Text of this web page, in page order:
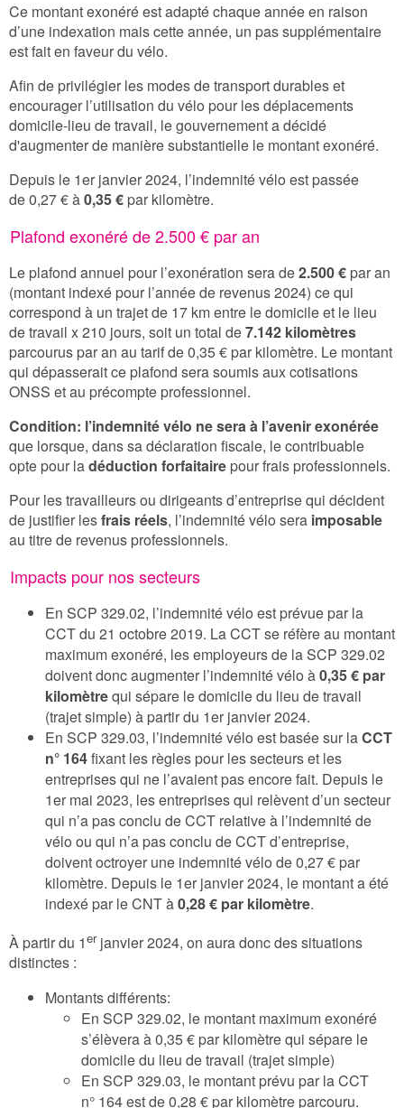
Ce montant exonéré est adapté chaque année en raison
d’une indexation mais cette année, un pas supplémentaire
est fait en faveur du vélo.
Afin de privilégier les modes de transport durables et
encourager l’utilisation du vélo pour les déplacements
domicile-lieu de travail, le gouvernement a décidé
d'augmenter de manière substantielle le montant exonéré.
Depuis le 1er janvier 2024, l’indemnité vélo est passée
de 0,27 € à0,35 € par kilomètre.
Plafond exonéré de 2.500€ par an
Le plafond annuel pour l’exonération sera de2.500 € par an
(montant indexé pour l’année de revenus 2024) ce qui
correspond à un trajet de 17 km entre le domicile et le lieu
de travail x 210 jours, soit un total de7.142 kilomètres
parcourus par an au tarif de 0,35 € par kilomètre. Le montant
qui dépasserait ce plafond sera soumis aux cotisations
ONSS et au précompte professionnel.
Condition: l’indemnité vélo ne sera à l’avenir exonérée
que lorsque, dans sa déclaration fiscale, le contribuable
opte pour ladéduction forfaitaire pour frais professionnels.
Pour les travailleurs ou dirigeants d’entreprise qui décident
de justifier lesfrais réels, l’indemnité vélo sera imposable
au titre de revenus professionnels.
Impacts pour nos secteurs
En SCP 329.02, l’indemnité vélo est prévue par la
CCT du 21 octobre 2019. La CCT se réfère au montant
maximum exonéré, les employeurs de la SCP 329.02
doivent donc augmenter l’indemnité vélo à0,35 € par
kilomètrequi sépare le domicile du lieu de travail
(trajet simple) à partir du 1er janvier 2024.
En SCP 329.03, l’indemnité vélo est basée sur laCCT
n° 164fixant les règles pour les secteurs et les
entreprises qui ne l’avaient pas encore fait. Depuis le
1er mai 2023, les entreprises qui relèvent d’un secteur
qui n’a pas conclu de CCT relative à l’indemnité de
vélo ou qui n’a pas conclu de CCT d’entreprise,
doivent octroyer une indemnité vélo de 0,27 € par
kilomètre. Depuis le 1er janvier 2024, le montant a été
indexé par le CNT à0,28 € par kilomètre.
À partir du 1erjanvier 2024, on aura donc des situations
distinctes :
Montants différents:
En SCP 329.02, le montant maximum exonéré
s’élèvera à 0,35 € par kilomètre qui sépare le
domicile du lieu de travail (trajet simple)
En SCP 329.03, le montant prévu par la CCT
n° 164 est de 0,28 € par kilomètre parcouru.